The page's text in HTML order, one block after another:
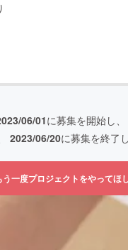
06/01に募集を開始し、
2023/06/20に募集を終了
う一度プロジェクトをやってほ